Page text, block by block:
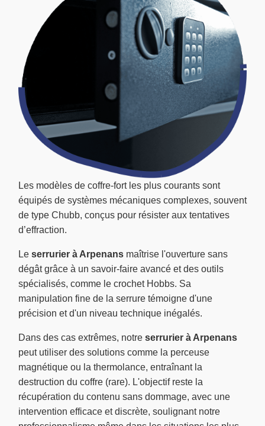
Les modèles de coffre-fort les plus courants sont
équipés de systèmes mécaniques complexes, souvent
de type Chubb, conçus pour résister aux tentatives
d’effraction.
Le serrurier à Arpenans maîtrise l'ouverture sans
dégât grâce à un savoir-faire avancé et des outils
spécialisés, comme le crochet Hobbs. Sa
manipulation fine de la serrure témoigne d'une
précision et d'un niveau technique inégalés.
Dans des cas extrêmes, notre serrurier à Arpenans
peut utiliser des solutions comme la perceuse
magnétique ou la thermolance, entraînant la
destruction du coffre (rare). L'objectif reste la
récupération du contenu sans dommage, avec une
intervention efficace et discrète, soulignant notre